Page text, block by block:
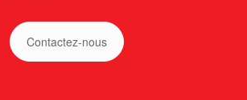
Contactez-nous